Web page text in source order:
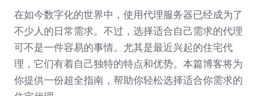
在如今数字化的世界中，使用代理服务器已经成为了
不少人的日常需求。不过，选择适合自己需求的代理
可不是一件容易的事情。尤其是最近兴起的住宅代
理，它们有着自己独特的特点和优势。本篇博客将为
你提供一份超全指南，帮助你轻松选择适合你需求的